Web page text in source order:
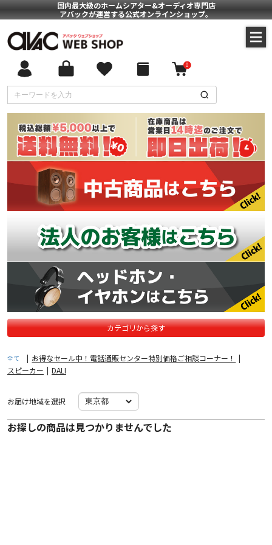
国内最大級のホームシアター&オーディオ専門店
アバックが運営する公式オンラインショップ。
0
カテゴリから探す
全て | お得なセール中！電話通販センター特別価格ご相談コーナー！
|
スピーカー | DALI
お届け地域を選択
お探しの商品は見つかりませんでした